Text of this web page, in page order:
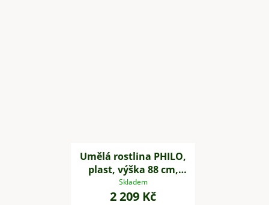
Umělá rostlina PHILO,
plast, výška 88 cm,
zelená
Skladem
2 209 Kč